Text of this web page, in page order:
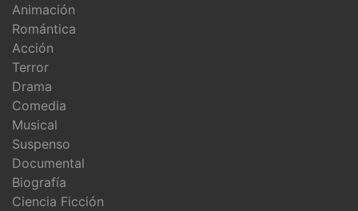
Animación
Romántica
Acción
Terror
Drama
Comedia
Musical
Suspenso
Documental
Biografía
Ciencia Ficción